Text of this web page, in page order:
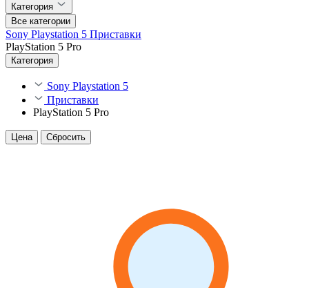
Категория
Все категории
Sony Playstation 5 Приставки
PlayStation 5 Pro
Категория
Sony Playstation 5
Приставки
PlayStation 5 Pro
Цена Сбросить